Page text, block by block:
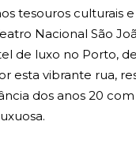
tesouros culturais
Nacional São
de luxo no Porto,
esta vibrante rua,
dos anos 20